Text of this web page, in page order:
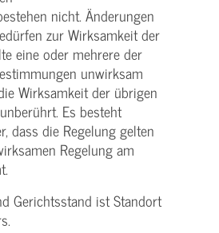
nicht. Änderungen
zur Wirksamkeit der
eine oder mehrere der
unwirksam
Wirksamkeit der übrigen
Es besteht
dass die Regelung gelten
Regelung am
Gerichtsstand ist Standort